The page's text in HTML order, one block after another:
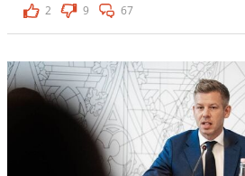
2
9 67